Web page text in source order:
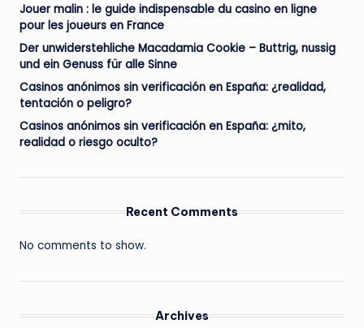
Jouer malin : le guide indispensable du casino en ligne
pour les joueurs en France
Der unwiderstehliche Macadamia Cookie – Buttrig, nussig
und ein Genuss für alle Sinne
Casinos anónimos sin verificación en España: ¿realidad,
tentación o peligro?
Casinos anónimos sin verificación en España: ¿mito,
realidad o riesgo oculto?
Recent Comments
No comments to show.
Archives